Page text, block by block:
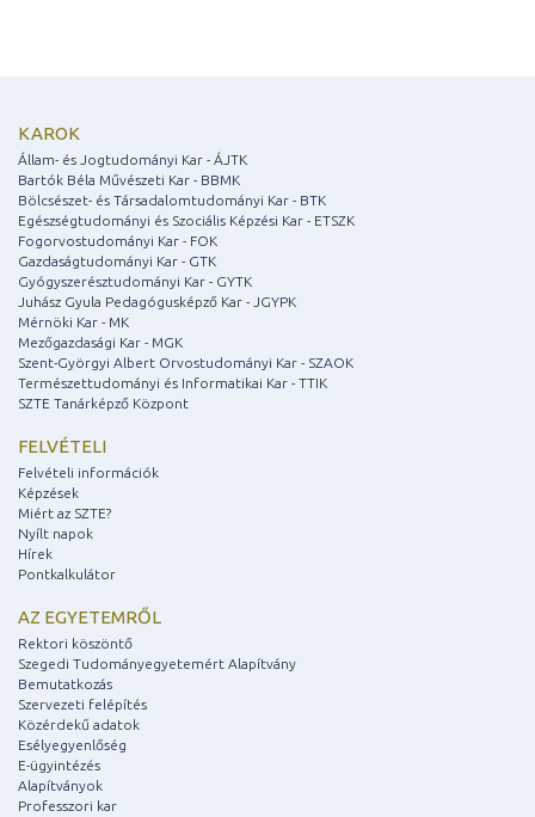
KAROK
Állam- és Jogtudományi Kar - ÁJTK
Bartók Béla Művészeti Kar - BBMK
Bölcsészet- és Társadalomtudományi Kar - BTK
Egészségtudományi és Szociális Képzési Kar - ETSZK
Fogorvostudományi Kar - FOK
Gazdaságtudományi Kar - GTK
Gyógyszerésztudományi Kar - GYTK
Juhász Gyula Pedagógusképző Kar - JGYPK
Mérnöki Kar - MK
Mezőgazdasági Kar - MGK
Szent-Györgyi Albert Orvostudományi Kar - SZAOK
Természettudományi és Informatikai Kar - TTIK
SZTE Tanárképző Központ
FELVÉTELI
Felvételi információk
Képzések
Miért az SZTE?
Nyílt napok
Hírek
Pontkalkulátor
AZ EGYETEMRŐL
Rektori köszöntő
Szegedi Tudományegyetemért Alapítvány
Bemutatkozás
Szervezeti felépítés
Közérdekű adatok
Esélyegyenlőség
E-ügyintézés
Alapítványok
Professzori kar